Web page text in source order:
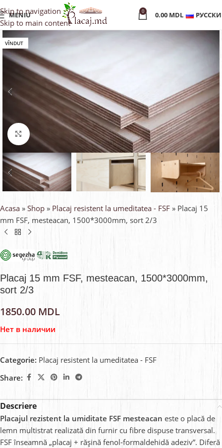
Skip to navigation
Skip to main content
MENIU 0 0.00 MDL
VÎNDUT
Faceți click pentru a mări
Acasa » Shop » Placaj resistent la umeditatea - FSF » Placaj 15
mm FSF, mesteacan, 1500*3000mm, sort 2/3
Placaj 15 mm FSF, mesteacan, 1500*3000mm,
sort 2/3
1850.00 MDL
Нет в наличии
Categorie: Placaj resistent la umeditatea - FSF
Share:
Descriere
Placajul rezistent la umiditate FSF mesteacan este o placă de
lemn multistrat realizată din furnir cu fibre dispuse transversal.
FSF înseamnă „placaj + rășină fenol-formaldehidă adeziv”. Diferă